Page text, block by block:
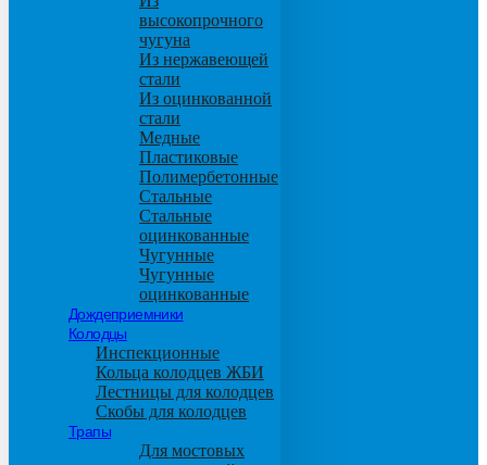
высокопрочного
чугуна
Из нержавеющей
стали
Из оцинкованной
стали
Медные
Пластиковые
Полимербетонные
Стальные
Стальные
оцинкованные
Чугунные
Чугунные
оцинкованные
Дождеприемники
Колодцы
Инспекционные
Кольца колодцев ЖБИ
Лестницы для колодцев
Скобы для колодцев
Трапы
Для мостовых